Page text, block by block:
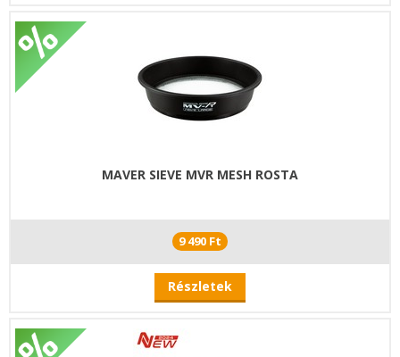
MAVER SIEVE MVR MESH ROSTA
9 490 Ft
Részletek